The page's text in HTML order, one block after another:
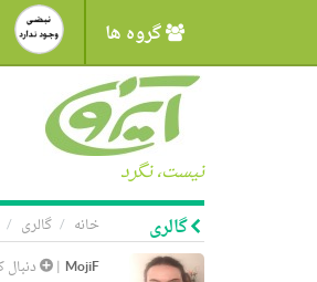
گروه ها
نیست، نگرد
خانه گالری گالری
MojiF
|
دنبال